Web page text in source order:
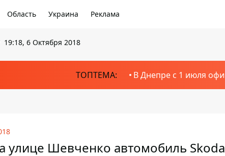
Область Украина Реклама
19:18, 6 Октября 2018
ТОПТЕМА: В Днепре с 1 июля
улице Шевченко автомобиль Skoda